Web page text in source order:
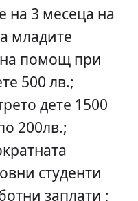
на 3 месеца на
младите
помощ при
500 лв.;
дете 1500
200лв.;
студенти
заплати ;